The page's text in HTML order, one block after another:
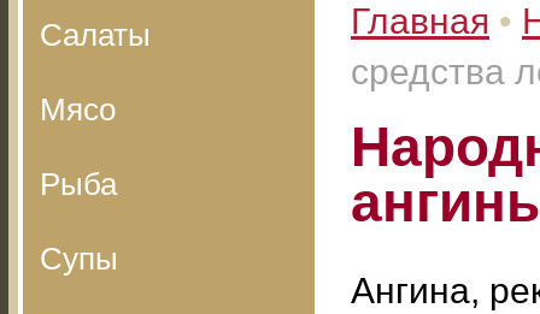
Салаты
Мясо
Рыба
Супы
Главная •
средства
Ангина,